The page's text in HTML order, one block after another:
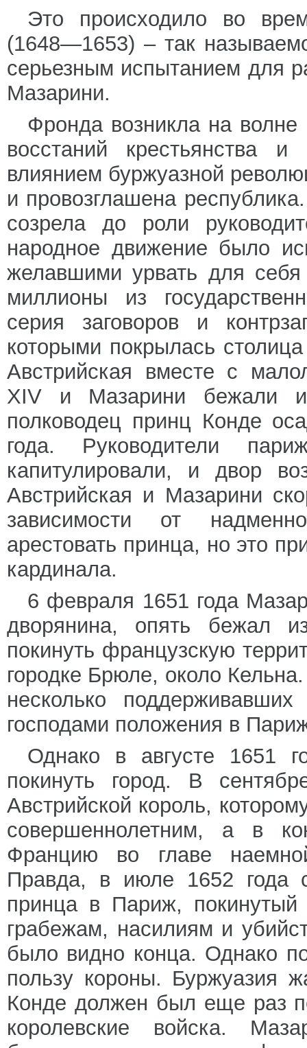
Это происходило во
(1648—1653) – так
серьезным испытанием для
Мазарини.
Фронда возникла на
восстаний крестьянства
влиянием буржуазной
и провозглашена
созрела до роли
народное движение было
желавшими урвать для
миллионы из
серия заговоров и
которыми покрылась
Австрийская вместе с
XIV и Мазарини бежали
полководец принц Конде
года. Руководители
капитулировали, и двор
Австрийская и Мазарини
зависимости от
арестовать принца, но это
кардинала.
6 февраля 1651 года
дворянина, опять бежал
покинуть французскую
городке Брюле, около
несколько
господами положения в
Однако в августе 1651
покинуть город. В
Австрийской король,
совершеннолетним, а в
Францию во главе
Правда, в июле 1652 года
принца в Париж, покинутый
грабежам, насилиям и
было видно конца. Однако
пользу короны. Буржуазия
Конде должен был еще раз
королевские войска.